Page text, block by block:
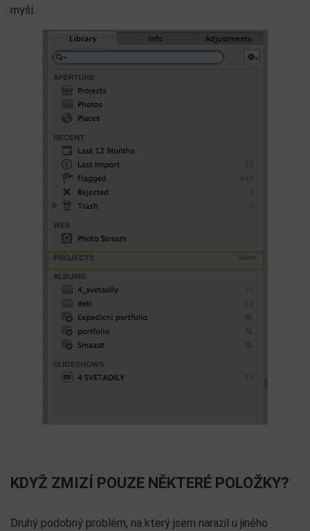
myší.
KDYŽ ZMIZÍ POUZE NĚKTERÉ POLOŽKY?
Druhý podobný problém, na který jsem narazil u jiného